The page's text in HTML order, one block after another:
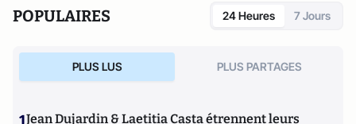
POPULAIRES 24 Heures 7 Jours
PLUS LUS PLUS PARTAGES
Jean Dujardin & Laetitia Casta étrennent leurs